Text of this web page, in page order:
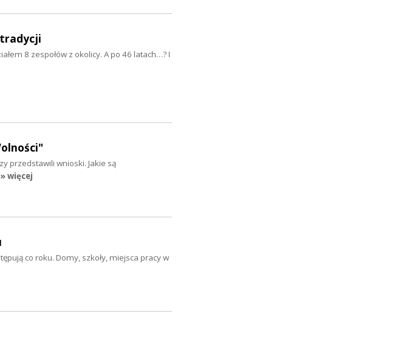
8 zespołów z okolicy. A po 46 latach…? I
przedstawili wnioski. Jakie są
» więcej
co roku. Domy, szkoły, miejsca pracy w